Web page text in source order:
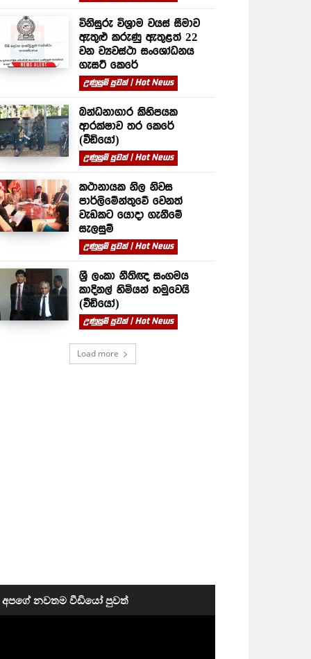
විනිසුරු විශ්‍රාම වයස් සීමාව
ඇතුළු කරුණු ඇතුළත් 22
වන ව්‍යවස්ථා සංශෝධනය
ගැසට් කෙරේ
උණුසුම් පුවත් | Hot News
බන්ධනාගාර කිහිපයක
ආරක්ෂාව තර කෙරේ
(වීඩියෝ)
උණුසුම් පුවත් | Hot News
කථානායක නිල නිවස
පාර්ලිමේන්තුවේ වෙනත්
වැඩකට යොදා ගැනීමේ
සැලසුම්
උණුසුම් පුවත් | Hot News
ශ්‍රී ලංකා නීතිඥ සංගමය
කාදිනල් හිමියන් හමුවෙයි
(වීඩියෝ)
උණුසුම් පුවත් | Hot News
Load more
අපගේ නවතම වීඩියෝ පුවත්